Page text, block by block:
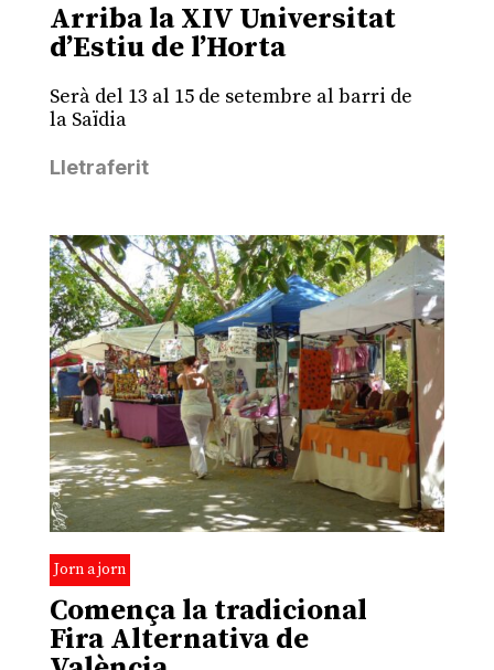
Arriba la XIV Universitat
d’Estiu de l’Horta
Serà del 13 al 15 de setembre al barri de
la Saïdia
Lletraferit
Jorn a jorn
Comença la tradicional
Fira Alternativa de